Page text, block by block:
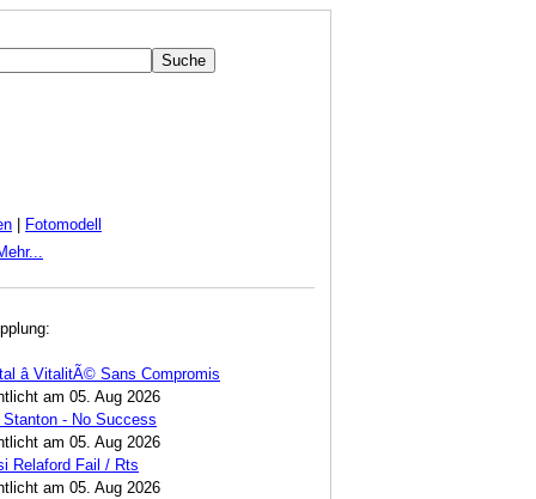
Fotomodell
â VitalitÃ© Sans Compromis
am 05. Aug 2026
Stanton - No Success
am 05. Aug 2026
Relaford Fail / Rts
am 05. Aug 2026